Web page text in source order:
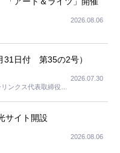
2026.08.06
31日付 第35の2号）
ンクス代表取締役社
2026.07.30
サイト開設
2026.08.06